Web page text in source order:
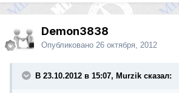
Demon3838
Опубликовано 26 октября, 2012
В 23.10.2012 в 15:07, Murzik сказал: